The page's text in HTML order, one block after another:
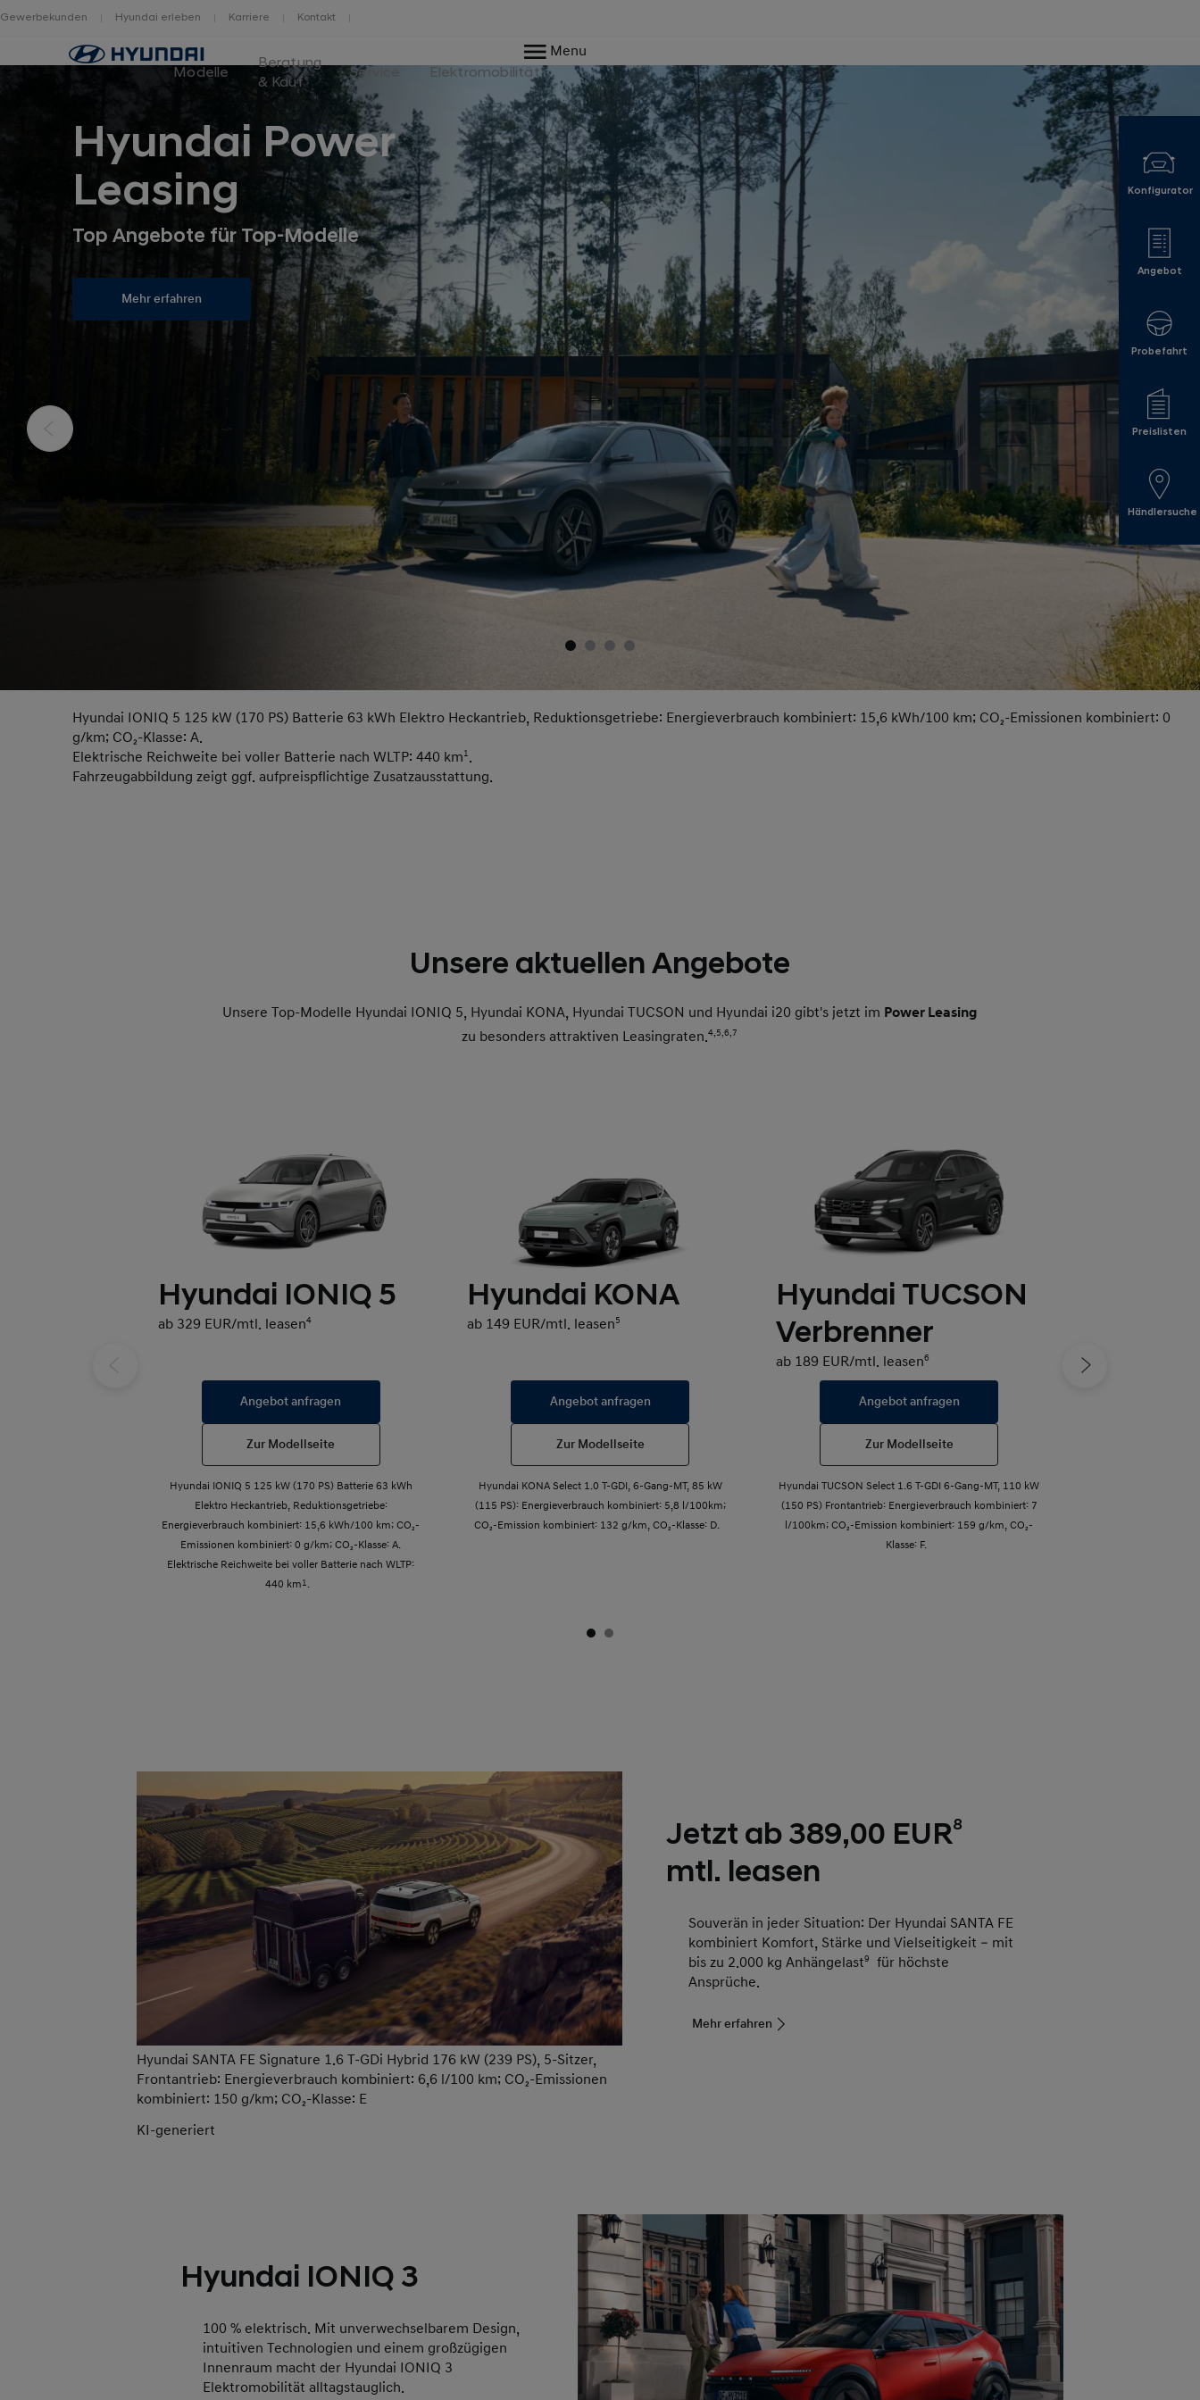
Gewerbekunden Hyundai erleben Karriere Kontakt
Home
Modelle
Beratung
& Kauf
Service Elektromobilität
Menu
Hyundai Power
Leasing
Top Angebote für Top-Modelle
Mehr erfahren
Hyundai IONIQ 5 125 kW (170 PS) Batterie 63 kWh Elektro Heckantrieb, Reduktionsgetriebe: Energieverbrauch kombiniert: 15,6 kWh/100 km; CO₂-Emissionen kombiniert: 0
g/km; CO₂-Klasse: A.
Elektrische Reichweite bei voller Batterie nach WLTP: 440 km1.
Fahrzeugabbildung zeigt ggf. aufpreispflichtige Zusatzausstattung.
Konfigurator
Angebot
Probefahrt
Preislisten
Händlersuche
Unsere aktuellen Angebote
Unsere Top-Modelle Hyundai IONIQ 5, Hyundai KONA, Hyundai TUCSON und Hyundai i20 gibt's jetzt im Power Leasing
zu besonders attraktiven Leasingraten.4,5,6,7
Hyundai IONIQ 5
ab 329 EUR/mtl. leasen4
Angebot anfragen
Zur Modellseite
Hyundai IONIQ 5 125 kW (170 PS) Batterie 63 kWh
Elektro Heckantrieb, Reduktionsgetriebe:
Energieverbrauch kombiniert: 15,6 kWh/100 km; CO₂-
Emissionen kombiniert: 0 g/km; CO₂-Klasse: A.
Elektrische Reichweite bei voller Batterie nach WLTP:
440 km1.
Hyundai KONA
ab 149 EUR/mtl. leasen5
Angebot anfragen
Zur Modellseite
Hyundai KONA Select 1.0 T-GDI, 6-Gang-MT, 85 kW
(115 PS): Energieverbrauch kombiniert: 5,8 l/100km;
CO₂-Emission kombiniert: 132 g/km, CO₂-Klasse: D.
Hyundai TUCSON
Verbrenner
ab 189 EUR/mtl. leasen6
Angebot anfragen
Zur Modellseite
Hyundai TUCSON Select 1.6 T-GDI 6-Gang-MT, 110 kW
(150 PS) Frontantrieb: Energieverbrauch kombiniert: 7
l/100km; CO₂-Emission kombiniert: 159 g/km, CO₂-
Klasse: F.
Hyundai SANTA FE Signature 1.6 T-GDi Hybrid 176 kW (239 PS), 5-Sitzer,
Frontantrieb: Energieverbrauch kombiniert: 6,6 l/100 km; CO₂-Emissionen
kombiniert: 150 g/km; CO₂-Klasse: E
KI-generiert
Jetzt ab 389,00 EUR8
mtl. leasen
Souverän in jeder Situation: Der Hyundai SANTA FE
kombiniert Komfort, Stärke und Vielseitigkeit – mit
bis zu 2.000 kg Anhängelast9
für höchste
Ansprüche.
Mehr erfahren
Hyundai IONIQ 3
100 % elektrisch. Mit unverwechselbarem Design,
intuitiven Technologien und einem großzügigen
Innenraum macht der Hyundai IONIQ 3
Elektromobilität alltagstauglich.